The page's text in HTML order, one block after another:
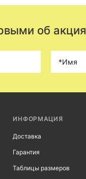
об
ИНФОРМАЦИЯ
Доставка
Гарантия
Таблицы размеров